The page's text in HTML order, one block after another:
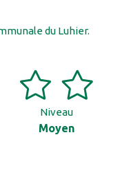
du Luhier.
Niveau
Moyen